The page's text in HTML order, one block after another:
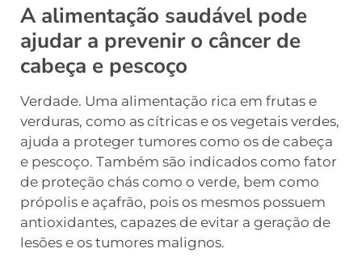
A alimentação saudável pode
ajudar a prevenir o câncer de
cabeça e pescoço
Verdade. Uma alimentação rica em frutas e
verduras, como as cítricas e os vegetais verdes,
ajuda a proteger tumores como os de cabeça
e pescoço. Também são indicados como fator
de proteção chás como o verde, bem como
própolis e açafrão, pois os mesmos possuem
antioxidantes, capazes de evitar a geração de
lesões e os tumores malignos.